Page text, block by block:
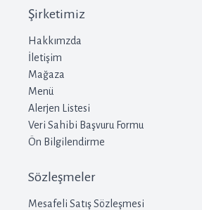
Şirketimiz
Hakkımzda
İletişim
Mağaza
Menü
Alerjen Listesi
Veri Sahibi Başvuru Formu
Ön Bilgilendirme
Sözleşmeler
Mesafeli Satış Sözleşmesi